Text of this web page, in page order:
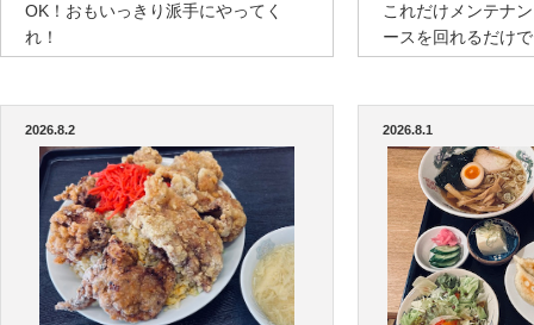
OK！おもいっきり派手にやってく
れ！
これだけメンテナ
ースを回れるだけ
2026.8.2 2026.8.1